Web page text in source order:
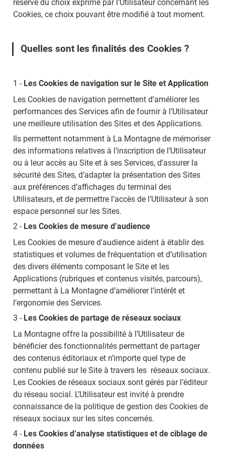
réserve du choix exprimé par l’Utilisateur concernant les
Cookies, ce choix pouvant être modifié à tout moment.
Quelles sont les finalités des Cookies ?
1 - Les Cookies de navigation sur le Site et Application
Les Cookies de navigation permettent d’améliorer les
performances des Services afin de fournir à l’Utilisateur
une meilleure utilisation des Sites et des Applications.
Ils permettent notamment à La Montagne de mémoriser
des informations relatives à l’inscription de l’Utilisateur
ou à leur accès au Site et à ses Services, d’assurer la
sécurité des Sites, d’adapter la présentation des Sites
aux préférences d’affichages du terminal des
Utilisateurs, et de permettre l’accès de l’Utilisateur à son
espace personnel sur les Sites.
2 - Les Cookies de mesure d’audience
Les Cookies de mesure d'audience aident à établir des
statistiques et volumes de fréquentation et d’utilisation
des divers éléments composant le Site et les
Applications (rubriques et contenus visités, parcours),
permettant à La Montagne d’améliorer l’intérêt et
l’ergonomie des Services.
3 - Les Cookies de partage de réseaux sociaux
La Montagne offre la possibilité à l’Utilisateur de
bénéficier des fonctionnalités permettant de partager
des contenus éditoriaux et n’importe quel type de
contenu publié sur le Site à travers les  réseaux sociaux.
Les Cookies de réseaux sociaux sont gérés par l’éditeur
du réseau social. L’Utilisateur est invité à prendre
connaissance de la politique de gestion des Cookies de
réseaux sociaux sur les sites concernés.
4 - Les Cookies d’analyse statistiques et de ciblage de
données